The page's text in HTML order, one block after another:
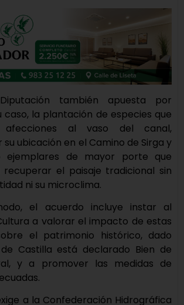
también apuesta por
caso, la plantación de especies que
afecciones al vaso del canal,
ubicación en el Camino de Sirga y
ejemplares de mayor porte que
el paisaje tradicional sin
ni su microclima.
el acuerdo incluye instar al
a valorar el impacto de estas
el patrimonio histórico, dado
Castilla está declarado Bien de
y a promover las medidas de
a la Confederación Hidrográfica